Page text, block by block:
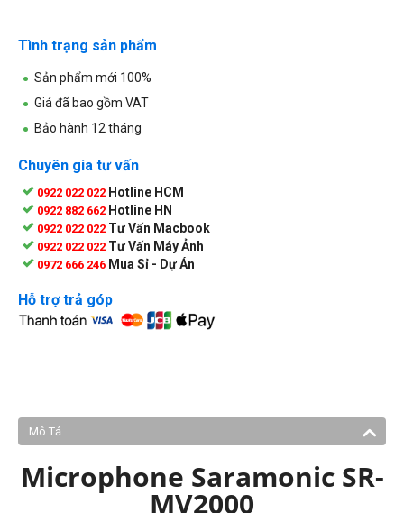
Tình trạng sản phẩm
Sản phẩm mới 100%
Giá đã bao gồm VAT
Bảo hành 12 tháng
Chuyên gia tư vấn
0922 022 022 Hotline HCM
0922 882 662 Hotline HN
0922 022 022 Tư Vấn Macbook
0922 022 022 Tư Vấn Máy Ảnh
0972 666 246 Mua Sỉ - Dự Án
Hỗ trợ trả góp
Mô Tả
Microphone Saramonic SR-
MV2000